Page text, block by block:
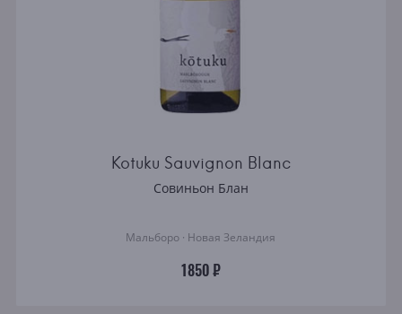
Kotuku Sauvignon Blanc
Совиньон Блан
Мальборо · Новая Зеландия
1850 ₽